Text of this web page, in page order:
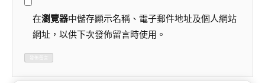
在瀏覽器中儲存顯示名稱、電子郵件地址及個人網站
網址，以供下次發佈留言時使用。